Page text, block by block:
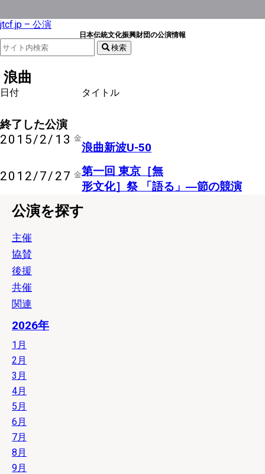
jtcf.jp – 公演
日本伝統文化振興財団の公演情報
検索
浪曲
日付 タイトル
終了した公演
2015/2/13 金
浪曲新波U-50
2012/7/27 金第一回 東京［無
形文化］祭 「語る」―節の競演
公演を探す
主催
協賛
後援
共催
関連
2026年
1月
2月
3月
4月
5月
6月
7月
8月
9月